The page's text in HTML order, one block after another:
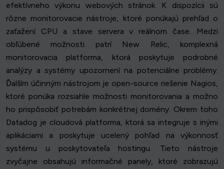
efektívneho výkonu webových stránok. K dispozícii sú
rôzne monitorovacie nástroje, ktoré ponúkajú prehľad o
zaťažení CPU a stave servera v reálnom čase. Medzi
obľúbené možnosti patrí New Relic, komplexná
monitorovacia platforma, ktorá poskytuje podrobné
analýzy a systémy upozornení na potenciálne problémy.
Ďalším účinným nástrojom je open-source riešenie Nagios,
ktoré ponúka rozsiahle možnosti monitorovania a možno
ho prispôsobiť potrebám konkrétnej domény. Okrem toho
Datadog je cloudová platforma, ktorá sa integruje s inými
aplikáciami a poskytuje ucelený pohľad na výkonnosť
systému u poskytovateľa hostingu. Tieto nástroje
zvyčajne obsahujú informačné panely, ktoré zobrazujú